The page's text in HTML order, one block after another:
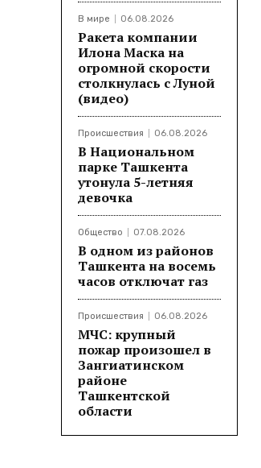
В мире 06.08.2026
Ракета компании
Илона Маска на
огромной скорости
столкнулась с Луной
(видео)
Происшествия 06.08.2026
В Национальном
парке Ташкента
утонула 5-летняя
девочка
Общество 07.08.2026
В одном из районов
Ташкента на восемь
часов отключат газ
Происшествия 06.08.2026
МЧС: крупный
пожар произошел в
Зангиатинском
районе
Ташкентской
области